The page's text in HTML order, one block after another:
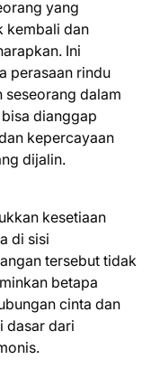
yang
kembali dan
Ini
perasaan rindu
seseorang dalam
dianggap
kepercayaan
dijalin.
kesetiaan
di sisi
tersebut tidak
betapa
cinta dan
dasar dari